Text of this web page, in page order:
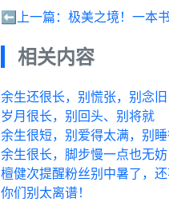
⬅️上一篇： 极美之境！一本
相关内容
余生还很长，别慌张，别念旧
岁月很长，别回头、别将就
余生很短，别爱得太满，别睡
余生很长，脚步慢一点也无妨
檀健次提醒粉丝别中暑了，
你们别太离谱！